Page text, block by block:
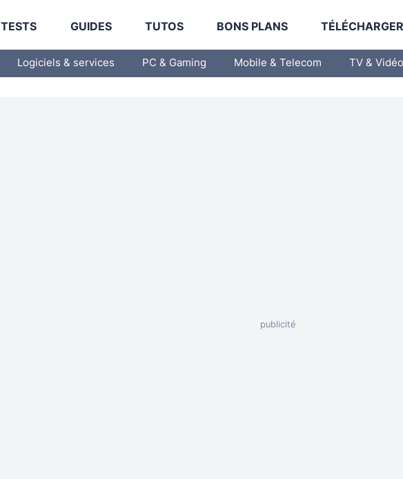
TESTS GUIDES TUTOS BONS PLANS
Logiciels & services PC & Gaming Mobile & Telecom TV & Vidéo